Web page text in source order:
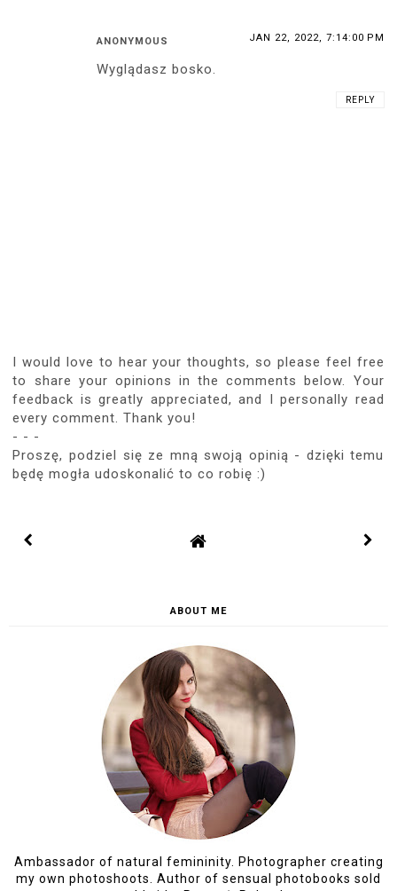
ANONYMOUS JAN 22, 2022, 7:14:00 PM
Wyglądasz bosko.
REPLY
I would love to hear your thoughts, so please feel free
to share your opinions in the comments below. Your
feedback is greatly appreciated, and I personally read
every comment. Thank you!
- - -
Proszę, podziel się ze mną swoją opinią - dzięki temu
będę mogła udoskonalić to co robię :)
ABOUT ME
Ambassador of natural femininity. Photographer creating
my own photoshoots. Author of sensual photobooks sold